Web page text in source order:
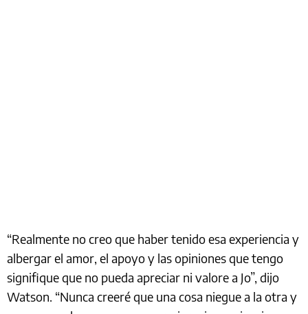
“Realmente no creo que haber tenido esa experiencia y
albergar el amor, el apoyo y las opiniones que tengo
signifique que no pueda apreciar ni valore a Jo”, dijo
Watson. “Nunca creeré que una cosa niegue a la otra y